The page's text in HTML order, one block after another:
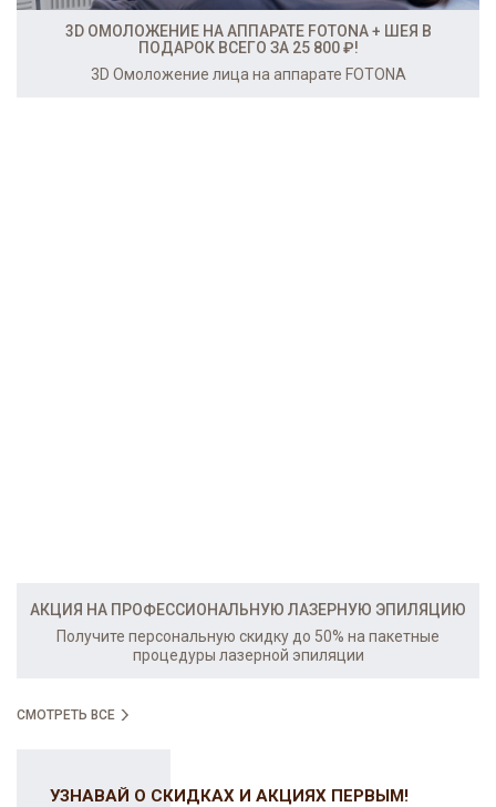
3D ОМОЛОЖЕНИЕ НА АППАРАТЕ FOTONA + ШЕЯ В
ПОДАРОК ВСЕГО ЗА 25 800 ₽!
3D Омоложение лица на аппарате FOTONA
АКЦИЯ НА ПРОФЕССИОНАЛЬНУЮ ЛАЗЕРНУЮ ЭПИЛЯЦИЮ
Получите персональную скидку до 50% на пакетные
процедуры лазерной эпиляции
СМОТРЕТЬ ВСЕ
УЗНАВАЙ О СКИДКАХ И АКЦИЯХ ПЕРВЫМ!